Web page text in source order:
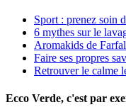
Sport : prenez soin
6 mythes sur le
Aromakids de
Faire ses propres
Retrouver le calme
Ecco Verde, c'est par